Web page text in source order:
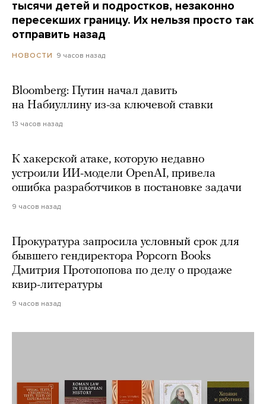
тысячи детей и подростков, незаконно
пересекших границу. Их нельзя просто так
отправить назад
НОВОСТИ 9 часов назад
Bloomberg: Путин начал давить
на Набиуллину из-за ключевой ставки
13 часов назад
К хакерской атаке, которую недавно
устроили ИИ-модели OpenAI, привела
ошибка разработчиков в постановке задачи
9 часов назад
Прокуратура запросила условный срок для
бывшего гендиректора Popcorn Books
Дмитрия Протопопова по делу о продаже
квир-литературы
9 часов назад